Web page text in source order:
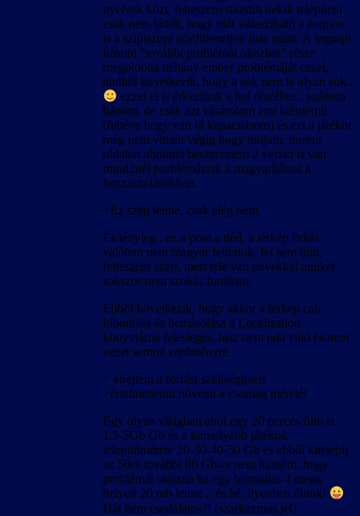
nyelvek közt, felteszem sikerült nekik telepíteni
csak nem látták, hogy már választható a magyar
is a szipiszupi gördíthetetlen lista miatt. A tegnapi
írásom “további problémát okozhat” része
megoldotta néhány ember problémáját ezzel,
amiből következik, hogy a sok nem is olyan sok..
ezzel el is érkeztünk a hol részéhez.. szánom
bánom, de csak azt vásárolom ami kiérdemli
(feltéve hogy van rá kapacitásom) és ezt a játékot
még nem vittam végig hogy tudjam: torrent
oldalon ahonnét beszereztem 2 verzió is van
mind2nél problémáztak a magyarítással a
hozzászólásokban.
>Ez szép lenne, csak elég nem.
És tényleg.. ez a pont a tiéd, a térkép firkái
valóban nem magyar feliratok, fel sem tűnt,
felteszem azért, mert tele van nevekkel amiket
sokszor nem szokás fordítani.
Ebből következik, hogy akkor a terkep.cab
kibontása és bemásolása a Localization
könyvtárba felesleges, hisz nem oda való és nem
vezet semmi eredményre.
> elrejteni a forrást szükségtelen
>értelmetlenül növelni a csomag méretét
Egy olyan világban ahol egy 20 perces film is
1.5-5Gb Gb és a komolyabb játékok
telepítőmérete 20-30-40-50 Gb és ebből kitelepít
az 50es további 80 Gb-ot nem hinném, hogy
problémát okozna ha egy honosítás 4 mega
helyett 20 mb lenne .. és hé, ilyenben élünk!
Hát nem csodálatos?! (szarkazmus jel)